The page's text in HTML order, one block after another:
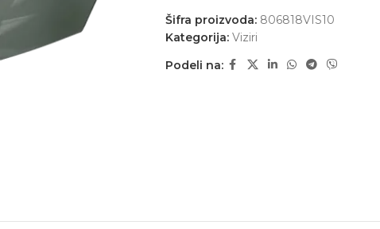
Šifra proizvoda: 806818VIS10
Kategorija: Viziri
Podeli na: